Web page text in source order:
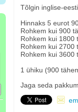
Tõlgin inglise-
Hinnaks 5 eurot
Rohkem kui 900
Rohkem kui 1800
Rohkem kui 2700
Rohkem kui 3600
1 ühiku (900
Jaga seda